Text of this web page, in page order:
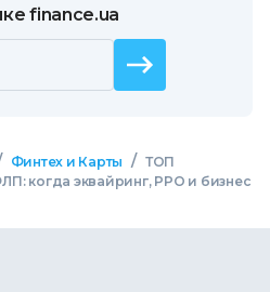
finance.ua
Финтех и Карты / ТОП
когда эквайринг, РРО и бизнес